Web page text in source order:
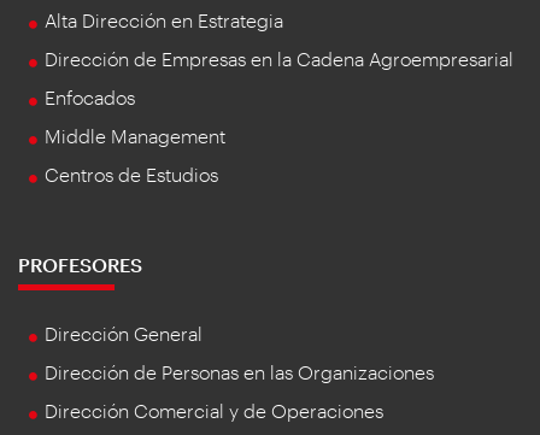
Alta Dirección en Estrategia
Dirección de Empresas en la Cadena Agroempresarial
Enfocados
Middle Management
Centros de Estudios
PROFESORES
Dirección General
Dirección de Personas en las Organizaciones
Dirección Comercial y de Operaciones